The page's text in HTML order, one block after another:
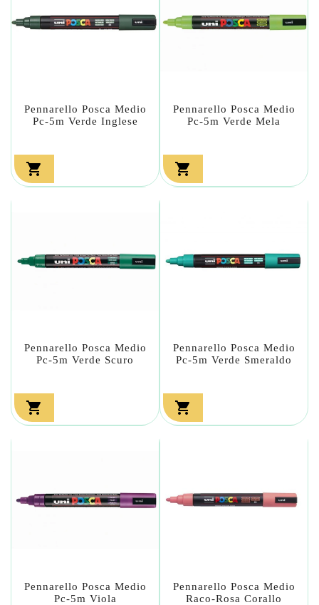
Pennarello Posca Medio
Pc-5m Verde Inglese

Pennarello Posca Medio
Pc-5m Verde Mela

Pennarello Posca Medio
Pc-5m Verde Scuro

Pennarello Posca Medio
Pc-5m Verde Smeraldo

Pennarello Posca Medio
Pc-5m Viola
Pennarello Posca Medio
Raco-Rosa Corallo